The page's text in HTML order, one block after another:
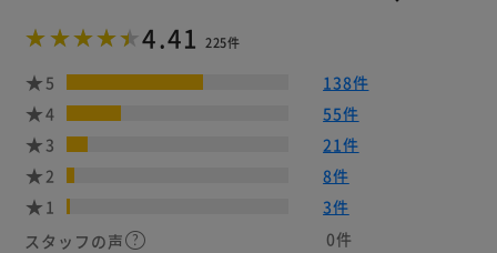
4.41 225件
5
138件
4
55件
3
21件
2
8件
1
3件
スタッフの声
0件